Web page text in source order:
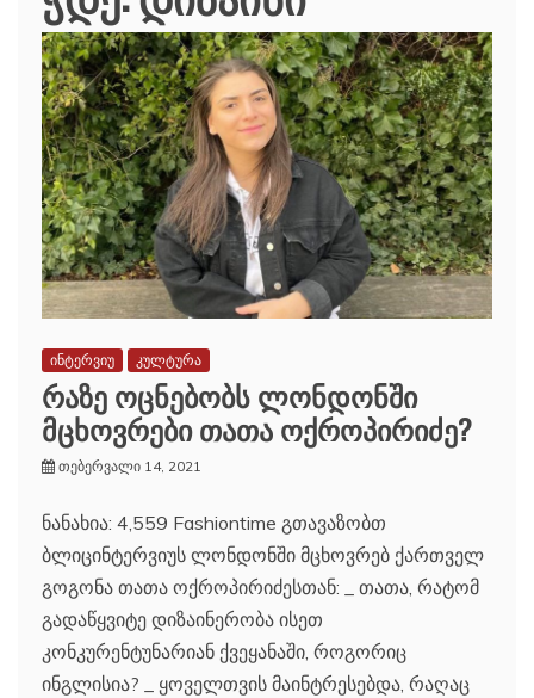
ინტერვიუ კულტურა
რაზე ოცნებობს ლონდონში
მცხოვრები თათა ოქროპირიძე?
თებერვალი 14, 2021
ნანახია: 4,559 Fashiontime გთავაზობთ
ბლიცინტერვიუს ლონდონში მცხოვრებ ქართველ
გოგონა თათა ოქროპირიძესთან: _ თათა, რატომ
გადაწყვიტე დიზაინერობა ისეთ
კონკურენტუნარიან ქვეყანაში, როგორიც
ინგლისია? _ ყოველთვის მაინტრესებდა, რაღაც